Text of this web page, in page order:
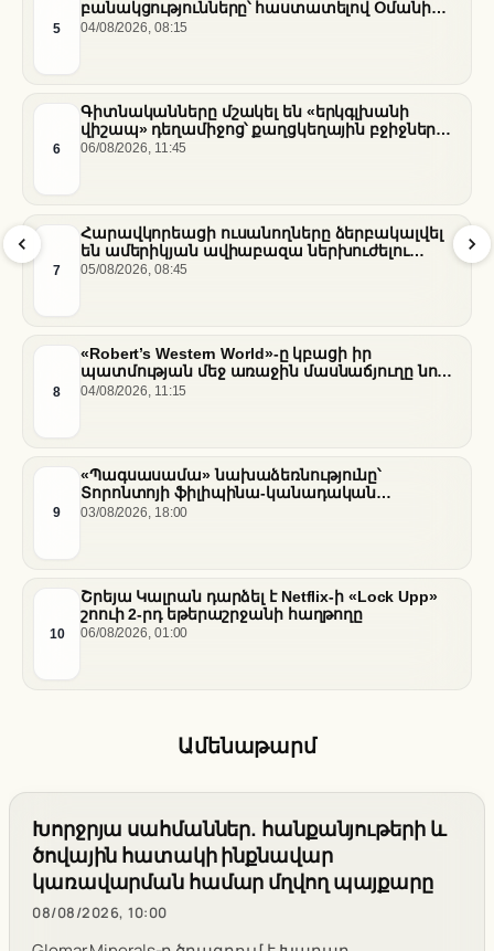
5
բանակցությունները՝ հաստատելով Օմանի
միջնորդությամբ քննարկումները Հորմուզի
04/08/2026, 08:15
6
Գիտնականները մշակել են «երկգլխանի
վիշապ» դեղամիջոց՝ քաղցկեղային բջիջները
սովամահ անելու համար
06/08/2026, 11:45
7
Հարավկորեացի ուսանողները ձերբակալվել
են ամերիկյան ավիաբազա ներխուժելու
համար
05/08/2026, 08:45
8
«Robert’s Western World»-ը կբացի իր
պատմության մեջ առաջին մասնաճյուղը նոր
«Nissan Stadium» մարզադաշտում
04/08/2026, 11:15
9
«Պագսասամա» նախաձեռնությունը՝
Տորոնտոյի ֆիլիպինա-կանադական
արվեստագետների համար
03/08/2026, 18:00
10
Շրեյա Կալրան դարձել է Netflix-ի «Lock Upp»
շոուի 2-րդ եթերաշրջանի հաղթողը
06/08/2026, 01:00
Ամենաթարմ
Խորջրյա սահմաններ. հանքանյութերի և
ծովային հատակի ինքնավար
կառավարման համար մղվող պայքարը
08/08/2026, 10:00